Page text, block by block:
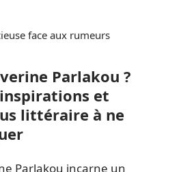
face aux rumeurs
Parlakou ?
et
littéraire à ne
Parlakou incarne un